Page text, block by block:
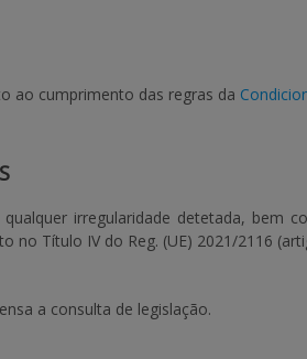
ao cumprimento das regras da
irregularidade detetada, bem
no Título IV do Reg. (UE) 2021/2116
a consulta de legislação.